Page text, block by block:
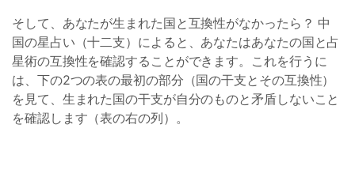
そして、あなたが生まれた国と互換性がなかったら？ 中
国の星占い（十二支）によると、あなたはあなたの国と占
星術の互換性を確認することができます。これを行うに
は、下の2つの表の最初の部分（国の干支とその互換性）
を見て、生まれた国の干支が自分のものと矛盾しないこと
を確認します（表の右の列）。